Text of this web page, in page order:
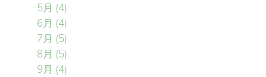
5月 (4)
6月 (4)
7月 (5)
8月 (5)
9月 (4)